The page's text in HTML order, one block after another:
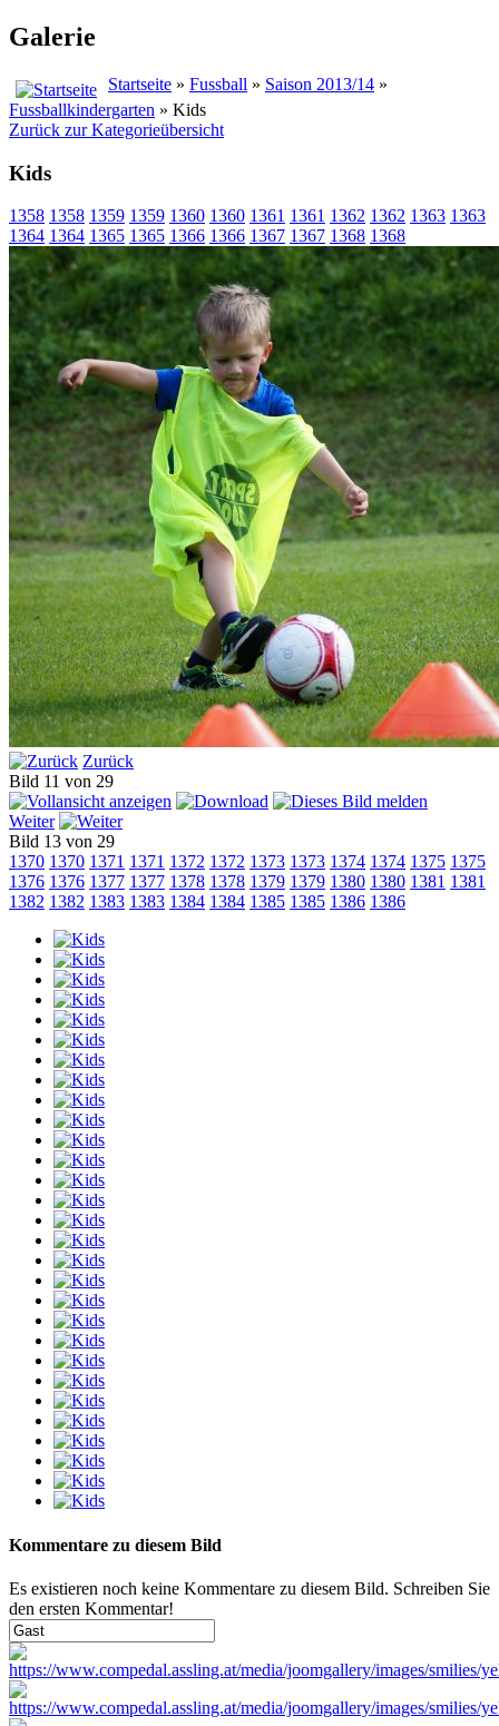
Galerie
Startseite » Fussball » Saison 2013/14 »
Fussballkindergarten » Kids
Zurück zur Kategorieübersicht
Kids
1358 1358 1359 1359 1360 1360 1361 1361 1362 1362 1363 1363
1364 1364 1365 1365 1366 1366 1367 1367 1368 1368
Zurück
Bild 11 von 29
Weiter
Bild 13 von 29
1370 1370 1371 1371 1372 1372 1373 1373 1374 1374 1375 1375
1376 1376 1377 1377 1378 1378 1379 1379 1380 1380 1381 1381
1382 1382 1383 1383 1384 1384 1385 1385 1386 1386
Kommentare zu diesem Bild
Es existieren noch keine Kommentare zu diesem Bild. Schreiben Sie
den ersten Kommentar!